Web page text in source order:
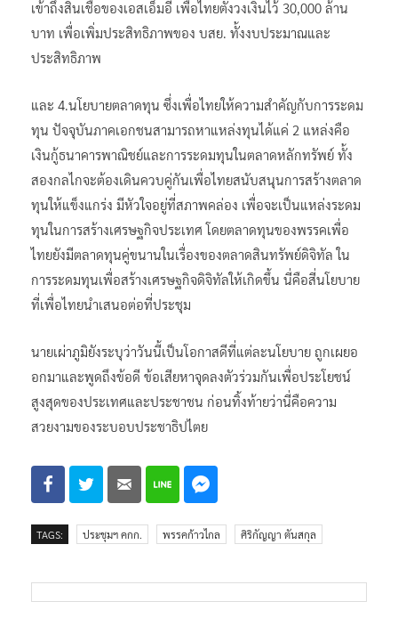
เข้าถึงสินเชื่อของเอสเอ็มอี เพื่อไทยตั้งวงเงินไว้ 30,000 ล้าน
บาท เพื่อเพิ่มประสิทธิภาพของ บสย. ทั้งงบประมาณและ
ประสิทธิภาพ
และ 4.นโยบายตลาดทุน ซึ่งเพื่อไทยให้ความสำคัญกับการระดม
ทุน ปัจจุบันภาคเอกชนสามารถหาแหล่งทุนได้แค่ 2 แหล่งคือ
เงินกู้ธนาคารพาณิชย์และการระดมทุนในตลาดหลักทรัพย์ ทั้ง
สองกลไกจะต้องเดินควบคู่กันเพื่อไทยสนับสนุนการสร้างตลาด
ทุนให้แข็งแกร่ง มีหัวใจอยู่ที่สภาพคล่อง เพื่อจะเป็นแหล่งระดม
ทุนในการสร้างเศรษฐกิจประเทศ โดยตลาดทุนของพรรคเพื่อ
ไทยยังมีตลาดทุนคู่ขนานในเรื่องของตลาดสินทรัพย์ดิจิทัล ใน
การระดมทุนเพื่อสร้างเศรษฐกิจดิจิทัลให้เกิดขึ้น นี่คือสี่นโยบาย
ที่เพื่อไทยนำเสนอต่อที่ประชุม
นายเผ่าภูมิยังระบุว่าวันนี้เป็นโอกาสดีที่แต่ละนโยบาย ถูกเผยอ
อกมาและพูดถึงข้อดี ข้อเสียหาจุดลงตัวร่วมกันเพื่อประโยชน์
สูงสุดของประเทศและประชาชน ก่อนทิ้งท้ายว่านี่คือความ
สวยงามของระบอบประชาธิปไตย
TAGS: ประชุมฯ คกก. พรรคก้าวไกล ศิริกัญญา ตันสกุล